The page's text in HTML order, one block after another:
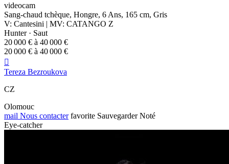
videocam
Sang-chaud tchèque, Hongre, 6 Ans, 165 cm, Gris
V: Cantesini | MV: CATANGO Z
Hunter · Saut
20 000 € à 40 000 €
20 000 € à 40 000 €

Tereza Bezroukova
CZ
Olomouc
mail Nous contacter favorite Sauvegarder Noté
Eye-catcher